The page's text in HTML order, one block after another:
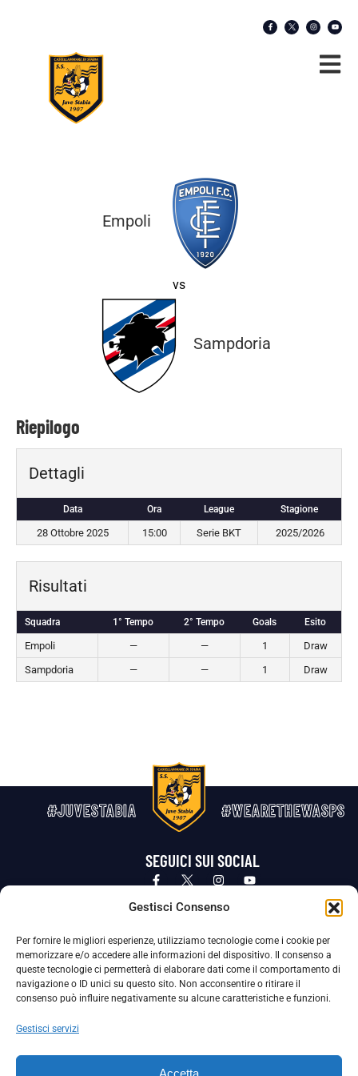
Gestisci Consenso
Per fornire le migliori esperienze, utilizziamo tecnologie come i cookie per
memorizzare e/o accedere alle informazioni del dispositivo. Il consenso a
queste tecnologie ci permetterà di elaborare dati come il comportamento di
navigazione o ID unici su questo sito. Non acconsentire o ritirare il
consenso può influire negativamente su alcune caratteristiche e funzioni.
Gestisci servizi
Accetta
Empoli
vs
Sampdoria
Riepilogo
Dettagli
Data Ora League Stagione
28 Ottobre 2025 15:00 Serie BKT 2025/2026
Risultati
Squadra 1° Tempo 2° Tempo Goals Esito
Empoli — — 1
Draw
Sampdoria
— — 1 Draw
#JUVESTABIA #WEARETHEWASPS
SEGUICI SUI SOCIAL
Privacy Policy Cookie Policy
La Società ha nominato il Responsabile della Protezione dei Dati Personali (DPO), figura specializzata che vigila sulle modalità
adottate dalla nostra Società per tutelare i Suoi dati personali.
Per contattare il DPO può scrivere a